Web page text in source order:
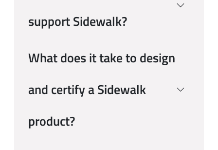
support Sidewalk?
What does it take to design
and certify a Sidewalk
product?